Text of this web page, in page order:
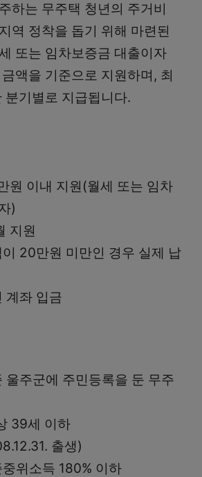
하는 무주택 청년의 주거비
역 정착을 돕기 위해 마련된
또는 임차보증금 대출이자
액을 기준으로 지원하며, 최
기별로 지급됩니다.
원 이내 지원(월세 또는 임차
)
지원
20만원 미만인 경우 실제 납
계좌 입금
울주군에 주민등록을 둔 무주
39세 이하
출생)
위소득 180% 이하